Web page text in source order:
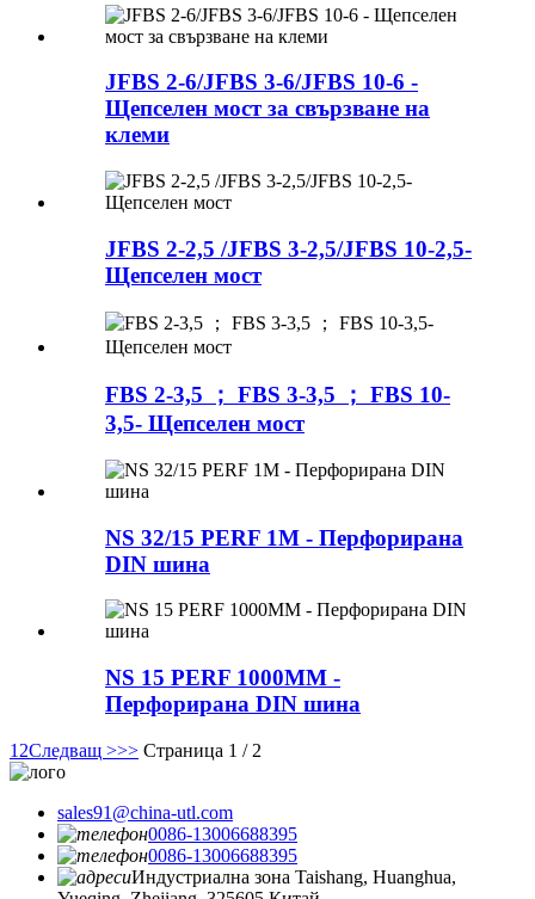
JFBS 2-6/JFBS 3-6/JFBS 10-6 -
Щепселен мост за свързване на
клеми
JFBS 2-2,5 /JFBS 3-2,5/JFBS 10-2,5-
Щепселен мост
FBS 2-3,5 ； FBS 3-3,5 ； FBS 10-
3,5- Щепселен мост
NS 32/15 PERF 1M - Перфорирана
DIN шина
NS 15 PERF 1000MM -
Перфорирана DIN шина
1 2Следващ >>> Страница 1 / 2
sales91@china-utl.com
0086-13006688395
0086-13006688395
Индустриална зона Taishang, Huanghua,